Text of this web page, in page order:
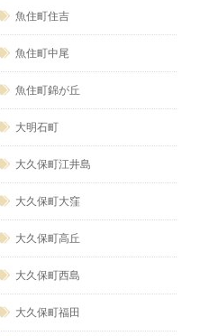
魚住町住吉
魚住町中尾
魚住町錦が丘
大明石町
大久保町江井島
大久保町大窪
大久保町高丘
大久保町西島
大久保町福田